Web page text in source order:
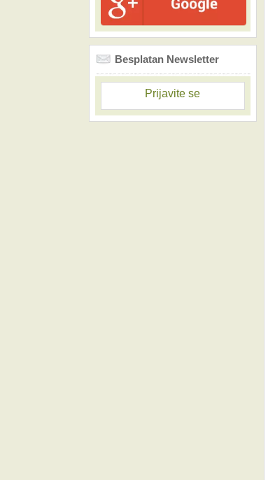
Besplatan Newsletter
Prijavite se